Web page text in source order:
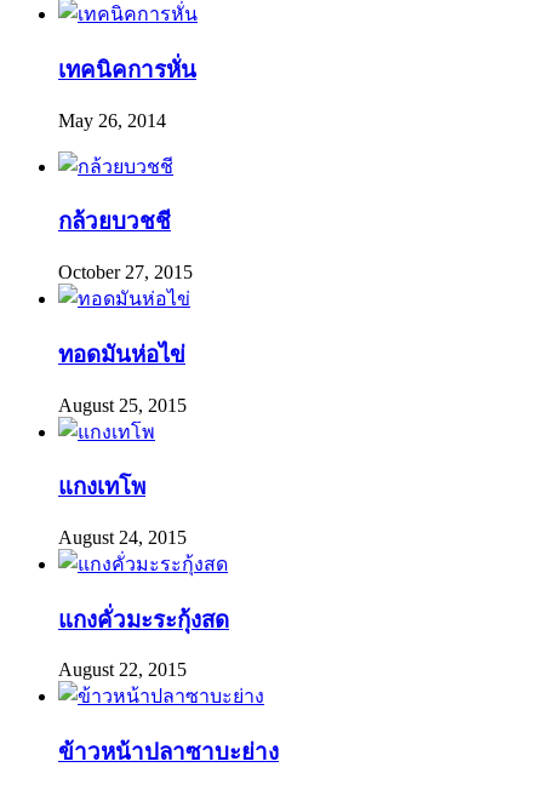
เทคนิคการหั่น
May 26, 2014
กล้วยบวชชี
October 27, 2015
ทอดมันห่อไข่
August 25, 2015
แกงเทโพ
August 24, 2015
แกงคั่วมะระกุ้งสด
August 22, 2015
ข้าวหน้าปลาซาบะย่าง